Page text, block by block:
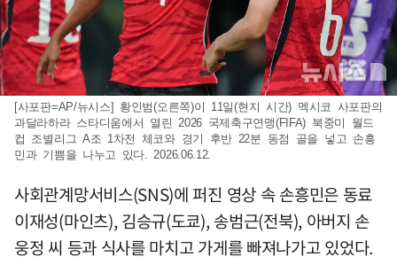
[사포판=AP/뉴시스] 황인범(오른쪽)이 11일(현지 시간) 멕시코 사포판의
과달라하라 스타디움에서 열린 2026 국제축구연맹(FIFA) 북중미 월드
컵 조별리그 A조 1차전 체코와 경기 후반 22분 동점 골을 넣고 손흥
민과 기쁨을 나누고 있다. 2026.06.12.
사회관계망서비스(SNS)에 퍼진 영상 속 손흥민은 동료
이재성(마인츠), 김승규(도쿄), 송범근(전북), 아버지 손
웅정 씨 등과 식사를 마치고 가게를 빠져나가고 있었다.